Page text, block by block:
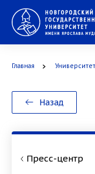
Главная Университет
Назад
Пресс-центр